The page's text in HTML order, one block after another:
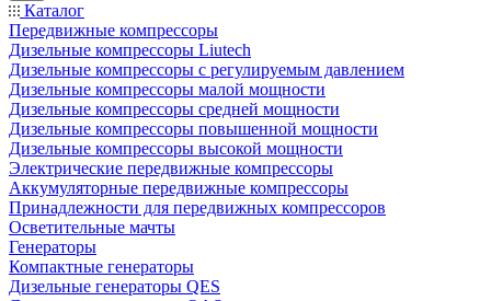
Каталог
Передвижные компрессоры
Дизельные компрессоры Liutech
Дизельные компрессоры с регулируемым давлением
Дизельные компрессоры малой мощности
Дизельные компрессоры средней мощности
Дизельные компрессоры повышенной мощности
Дизельные компрессоры высокой мощности
Электрические передвижные компрессоры
Аккумуляторные передвижные компрессоры
Принадлежности для передвижных компрессоров
Осветительные мачты
Генераторы
Компактные генераторы
Дизельные генераторы QES